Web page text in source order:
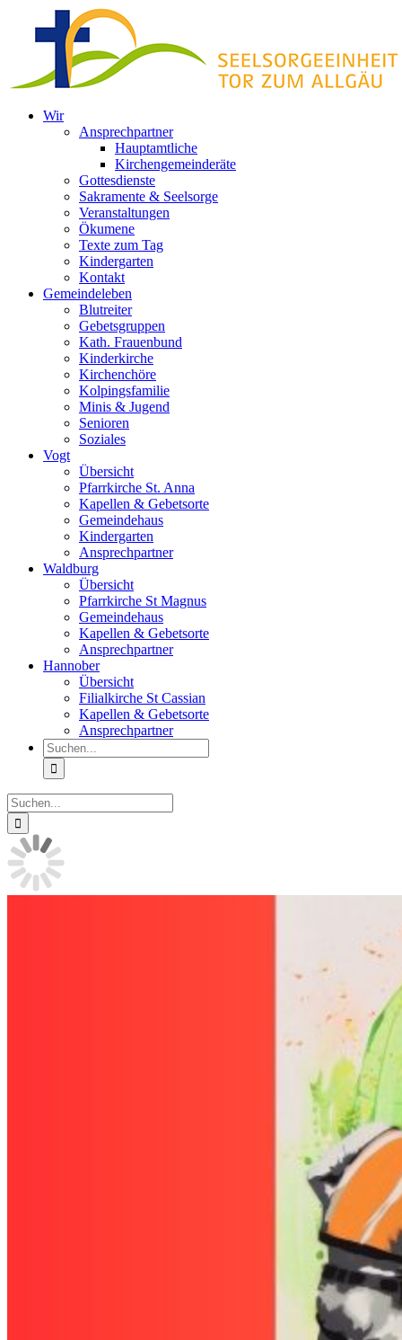
Inhalt
springen
Wir
Ansprechpartner
Hauptamtliche
Kirchengemeinderäte
Gottesdienste
Sakramente & Seelsorge
Veranstaltungen
Ökumene
Texte zum Tag
Kindergarten
Kontakt
Gemeindeleben
Blutreiter
Gebetsgruppen
Kath. Frauenbund
Kinderkirche
Kirchenchöre
Kolpingsfamilie
Minis & Jugend
Senioren
Soziales
Vogt
Übersicht
Pfarrkirche St. Anna
Kapellen & Gebetsorte
Gemeindehaus
Kindergarten
Ansprechpartner
Waldburg
Übersicht
Pfarrkirche St Magnus
Gemeindehaus
Kapellen & Gebetsorte
Ansprechpartner
Hannober
Übersicht
Filialkirche St Cassian
Kapellen & Gebetsorte
Ansprechpartner
Suche
nach:
Suche
nach: